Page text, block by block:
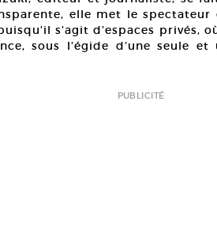
elle met le spectateur
s’agit d’espaces privés,
sous l’égide d’une seule
PUBLICITÉ